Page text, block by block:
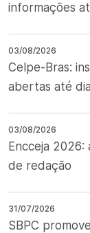
informações
03/08/2026
Celpe-Bras:
abertas até
03/08/2026
Encceja
de redação
31/07/2026
SBPC